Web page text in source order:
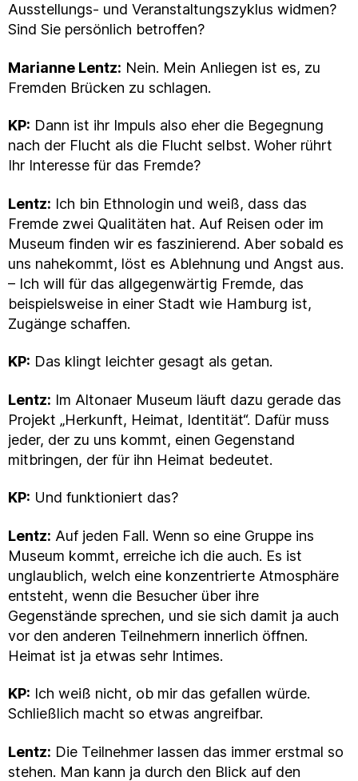
Ausstellungs- und Veranstaltungszyklus widmen?
Sind Sie persönlich betroffen?
Marianne Lentz: Nein. Mein Anliegen ist es, zu
Fremden Brücken zu schlagen.
KP: Dann ist ihr Impuls also eher die Begegnung
nach der Flucht als die Flucht selbst. Woher rührt
Ihr Interesse für das Fremde?
Lentz: Ich bin Ethnologin und weiß, dass das
Fremde zwei Qualitäten hat. Auf Reisen oder im
Museum finden wir es faszinierend. Aber sobald es
uns nahekommt, löst es Ablehnung und Angst aus.
– Ich will für das allgegenwärtig Fremde, das
beispielsweise in einer Stadt wie Hamburg ist,
Zugänge schaffen.
KP: Das klingt leichter gesagt als getan.
Lentz: Im Altonaer Museum läuft dazu gerade das
Projekt „Herkunft, Heimat, Identität“. Dafür muss
jeder, der zu uns kommt, einen Gegenstand
mitbringen, der für ihn Heimat bedeutet.
KP: Und funktioniert das?
Lentz: Auf jeden Fall. Wenn so eine Gruppe ins
Museum kommt, erreiche ich die auch. Es ist
unglaublich, welch eine konzentrierte Atmosphäre
entsteht, wenn die Besucher über ihre
Gegenstände sprechen, und sie sich damit ja auch
vor den anderen Teilnehmern innerlich öffnen.
Heimat ist ja etwas sehr Intimes.
KP: Ich weiß nicht, ob mir das gefallen würde.
Schließlich macht so etwas angreifbar.
Lentz: Die Teilnehmer lassen das immer erstmal so
stehen. Man kann ja durch den Blick auf den